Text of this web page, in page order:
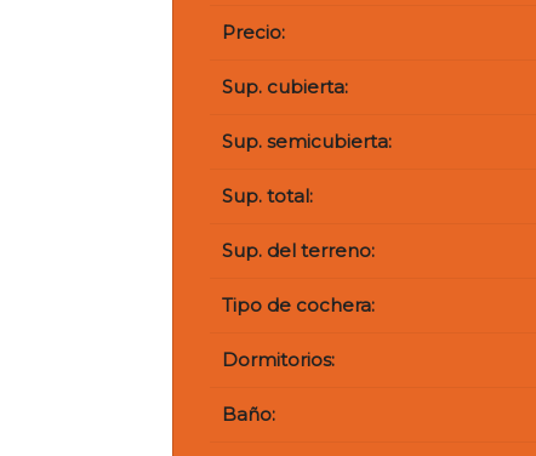
Precio:
Sup. cubierta:
Sup. semicubierta:
Sup. total:
Sup. del terreno:
Tipo de cochera:
Dormitorios:
Baño: